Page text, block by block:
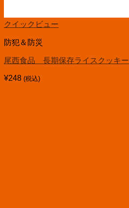
クイックビュー
防犯＆防災
尾西食品 長期保存ライスクッキー
¥248 (税込)